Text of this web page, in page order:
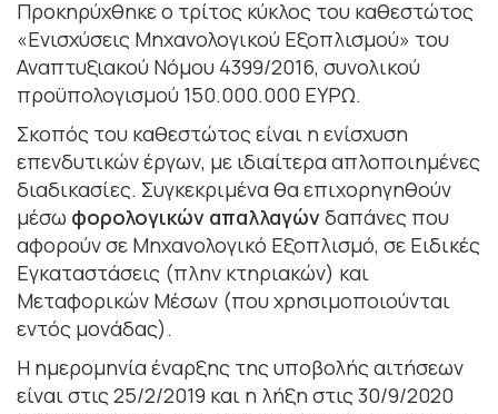
Προκηρύχθηκε ο τρίτος κύκλος του καθεστώτος
«Ενισχύσεις Μηχανολογικού Εξοπλισμού» του
Αναπτυξιακού Νόμου 4399/2016, συνολικού
προϋπολογισμού 150.000.000 ΕΥΡΩ.
Σκοπός του καθεστώτος είναι η ενίσχυση
επενδυτικών έργων, με ιδιαίτερα απλοποιημένες
διαδικασίες. Συγκεκριμένα θα επιχορηγηθούν
μέσω φορολογικών απαλλαγώνδαπάνες που
αφορούν σε Μηχανολογικό Εξοπλισμό, σε Ειδικές
Εγκαταστάσεις (πλην κτηριακών) και
Μεταφορικών Μέσων (που χρησιμοποιούνται
εντός μονάδας).
Η ημερομηνία έναρξης της υποβολής αιτήσεων
είναι στις 25/2/2019 και η λήξη στις 30/9/2020